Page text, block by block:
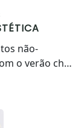
não-
o verão ch…